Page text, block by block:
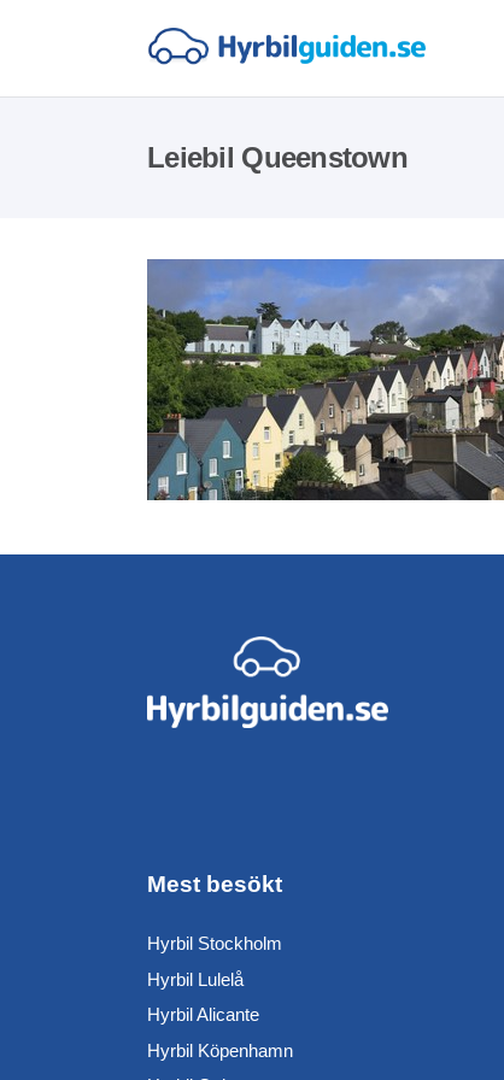
Leiebil Queenstown
Mest besökt
Hyrbil Stockholm
Hyrbil Lulelå
Hyrbil Alicante
Hyrbil Köpenhamn